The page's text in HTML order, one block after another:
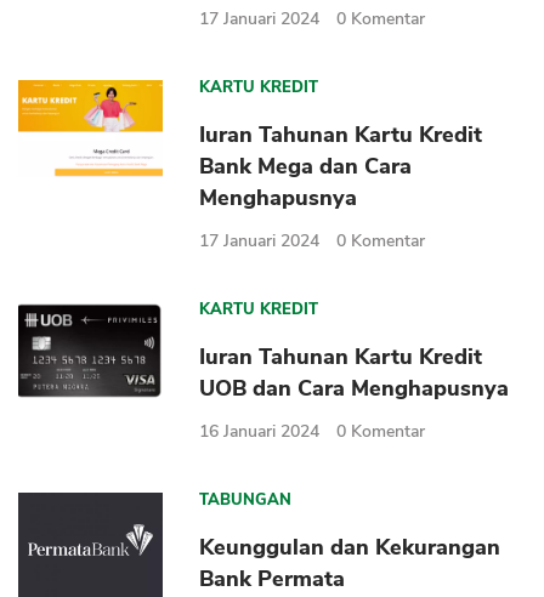
17 Januari 2024 0 Komentar
KARTU KREDIT
Iuran Tahunan Kartu Kredit
Bank Mega dan Cara
Menghapusnya
17 Januari 2024 0 Komentar
KARTU KREDIT
Iuran Tahunan Kartu Kredit
UOB dan Cara Menghapusnya
16 Januari 2024 0 Komentar
TABUNGAN
Keunggulan dan Kekurangan
Bank Permata